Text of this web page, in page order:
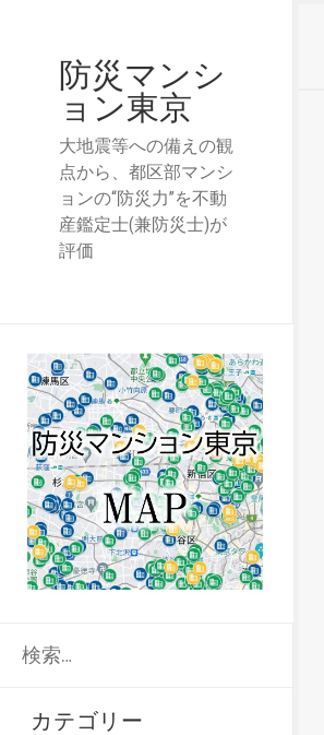
防災マンシ
ョン東京
大地震等への備えの観
点から、都区部マンシ
ョンの“防災力”を不動
産鑑定士(兼防災士)が
評価
カテゴリー